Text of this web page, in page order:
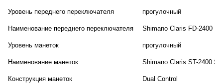
Уровень переднего переключателя прогулочный
Наименование переднего переключателя Shimano Claris FD-2400
Уровень манеток прогулочный
Наименование манеток Shimano Claris ST-2400
Конструкция манеток Dual Control